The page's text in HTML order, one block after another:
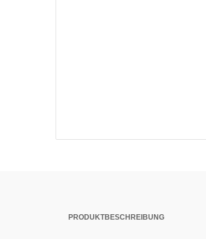
PRODUKTBESCHREIBUNG